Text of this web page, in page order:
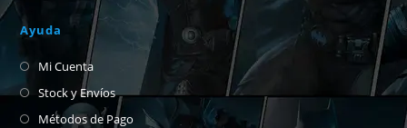
Ayuda
Mi Cuenta
Stock y Envíos
Métodos de Pago